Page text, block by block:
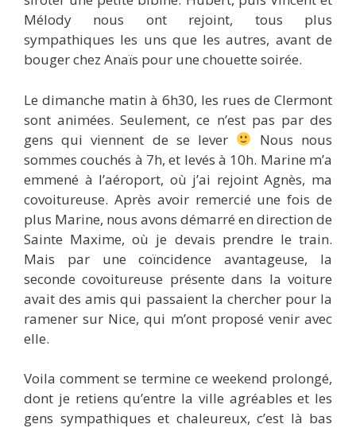
Mélody nous ont rejoint, tous plus
sympathiques les uns que les autres, avant de
bouger chez Anaïs pour une chouette soirée.
Le dimanche matin à 6h30, les rues de Clermont
sont animées. Seulement, ce n’est pas par des
gens qui viennent de se lever
Nous nous
sommes couchés à 7h, et levés à 10h. Marine m’a
emmené à l’aéroport, où j’ai rejoint Agnès, ma
covoitureuse. Après avoir remercié une fois de
plus Marine, nous avons démarré en direction de
Sainte Maxime, où je devais prendre le train.
Mais par une coïncidence avantageuse, la
seconde covoitureuse présente dans la voiture
avait des amis qui passaient la chercher pour la
ramener sur Nice, qui m’ont proposé venir avec
elle.
Voila comment se termine ce weekend prolongé,
dont je retiens qu’entre la ville agréables et les
gens sympathiques et chaleureux, c’est là bas